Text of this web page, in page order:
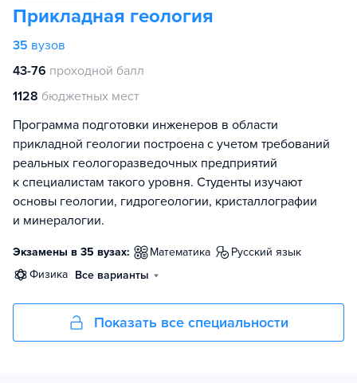
Прикладная геология
35 вузов
43-76 проходной балл
1128 бюджетных мест
Программа подготовки инженеров в области
прикладной геологии построена с учетом требований
реальных геологоразведочных предприятий
к специалистам такого уровня. Студенты изучают
основы геологии, гидрогеологии, кристаллографии
и минералогии.
Экзамены в 35 вузах: математика
русский язык
физика Все варианты
Показать все специальности